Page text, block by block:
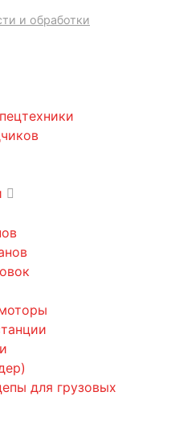
и обработки
для грузовых